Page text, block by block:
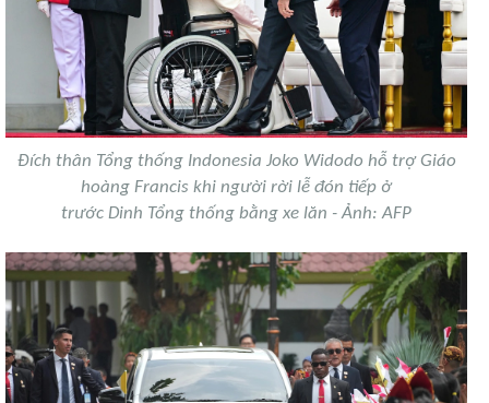
Đích thân Tổng thống Indonesia Joko Widodo hỗ trợ Giáo
hoàng Francis khi người rời lễ đón tiếp ở
trước Dinh Tổng thống bằng xe lăn - Ảnh: AFP